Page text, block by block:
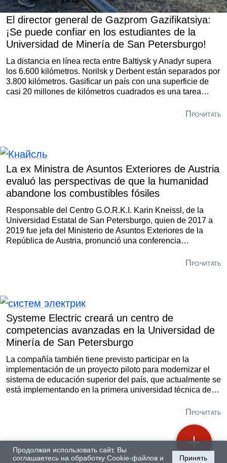
El director general de Gazprom Gazifikatsiya:
¡Se puede confiar en los estudiantes de la
Universidad de Minería de San Petersburgo!
La distancia en línea recta entre Baltiysk y Anadyr supera
los 6.600 kilómetros. Norilsk y Derbent están separados por
3.800 kilómetros. Gasificar un país con una superficie de
casi 20 millones de kilómetros cuadrados es una tarea
forma sistemática y exitosa. Por ejemplo, la puesta enПрочитать
La ex Ministra de Asuntos Exteriores de Austria
evaluó las perspectivas de que la humanidad
abandone los combustibles fósiles
Responsable del Centro G.O.R.K.I. Karin Kneissl, de la
Universidad Estatal de San Petersburgo, quien de 2017 a
2019 fue jefa del Ministerio de Asuntos Exteriores de la
República de Austria, pronunció una conferencia
Прочитать
Systeme Electric creará un centro de
competencias avanzadas en la Universidad de
Minería de San Petersburgo
La compañía también tiene previsto participar en la
implementación de un proyecto piloto para modernizar el
sistema de educación superior del país, que actualmente se
está implementando en la primera universidad técnica de
Прочитать
Продолжая использовать сайт, Вы
соглашаетесь на обработку Cookie-файлов и
Принять